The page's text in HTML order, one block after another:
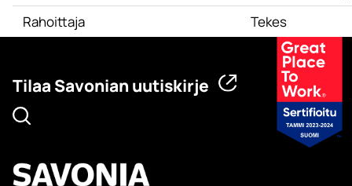
Rahoittaja
Tekes
Tilaa Savonian uutiskirje